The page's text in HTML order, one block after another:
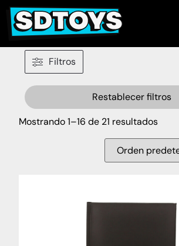
Filtros
Restablecer filtros
Mostrando 1–16 de 21 resultados